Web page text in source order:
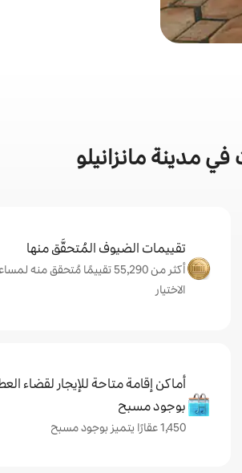
مدينة مانزانيلو
تقييمات الضيوف المُتحقَّق منها
أكثر من 55,290 تقييمًا مُتحقق منه
الاختيار
أماكن إقامة متاحة للإيجار لقضاء
بوجود مسبح
1,450 عقارًا يتميز بوجود مسبح